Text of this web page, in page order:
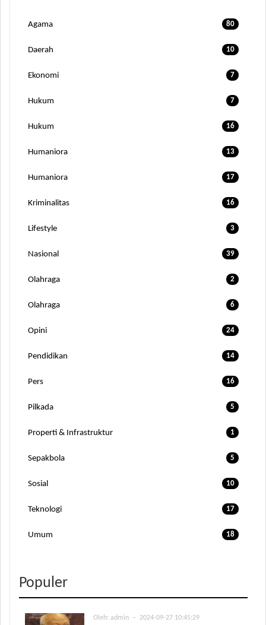
Agama 80
Daerah 10
Ekonomi 7
Hukum 7
Hukum 16
Humaniora 13
Humaniora 17
Kriminalitas 16
Lifestyle 3
Nasional 39
Olahraga 2
Olahraga 6
Opini 24
Pendidikan 14
Pers 16
Pilkada 5
Properti & Infrastruktur 1
Sepakbola 5
Sosial 10
Teknologi 17
Umum 18
Populer
Oleh: admin – 2024-09-27 10:45:29